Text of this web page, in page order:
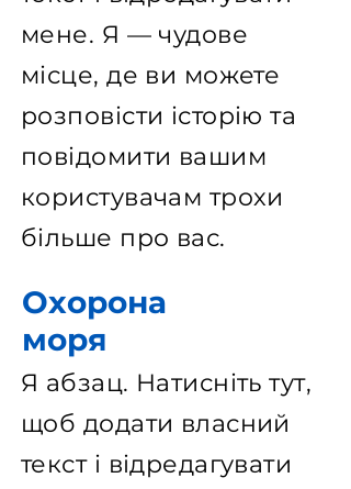
мене. Я — чудове
місце, де ви можете
розповісти історію та
повідомити вашим
користувачам трохи
більше про вас.
Охорона
моря
Я абзац. Натисніть тут,
щоб додати власний
текст і відредагувати